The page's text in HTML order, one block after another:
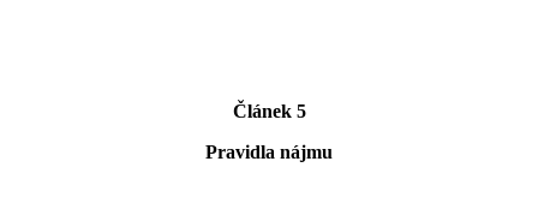
Článek 5
Pravidla nájmu